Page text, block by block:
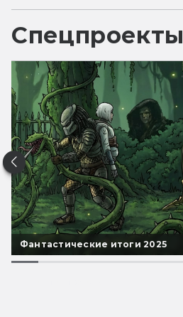
Спецпроекты
Фантастические итоги 2025